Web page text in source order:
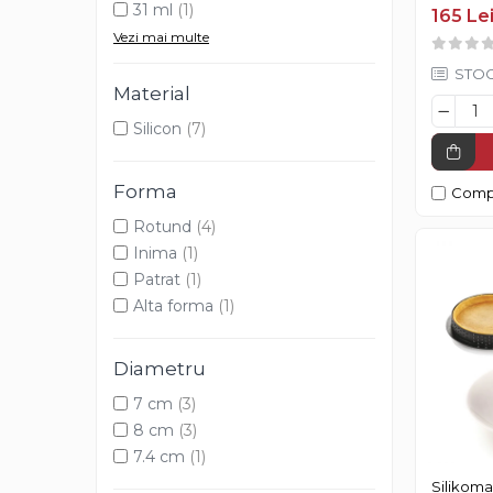
Lapte Condensat
Spray Antilipire Tavi
Creme Umpluturi
Creme inainte Coacere
Creme dupa Coacere
Creme Crocante
31 ml (1)
Vezi mai multe
Material
Silicon (7)
Forma
Rotund (4)
Inima (1)
Patrat (1)
Alta forma (1)
Diametru
7 cm (3)
8 cm (3)
7.4 cm (1)
165 Lei